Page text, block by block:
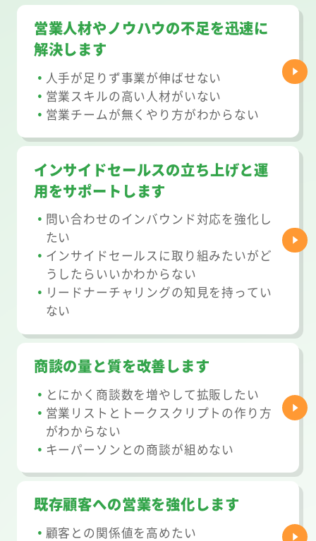
営業人材やノウハウの不足を迅速に
解決します
人手が足りず事業が伸ばせない
営業スキルの高い人材がいない
営業チームが無くやり方がわからない
インサイドセールスの立ち上げと運
用をサポートします
問い合わせのインバウンド対応を強化し
たい
インサイドセールスに取り組みたいがど
うしたらいいかわからない
リードナーチャリングの知見を持ってい
ない
商談の量と質を改善します
とにかく商談数を増やして拡販したい
営業リストとトークスクリプトの作り方
がわからない
キーパーソンとの商談が組めない
既存顧客への営業を強化します
顧客との関係値を高めたい